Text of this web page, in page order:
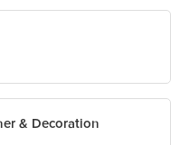
& Decoration